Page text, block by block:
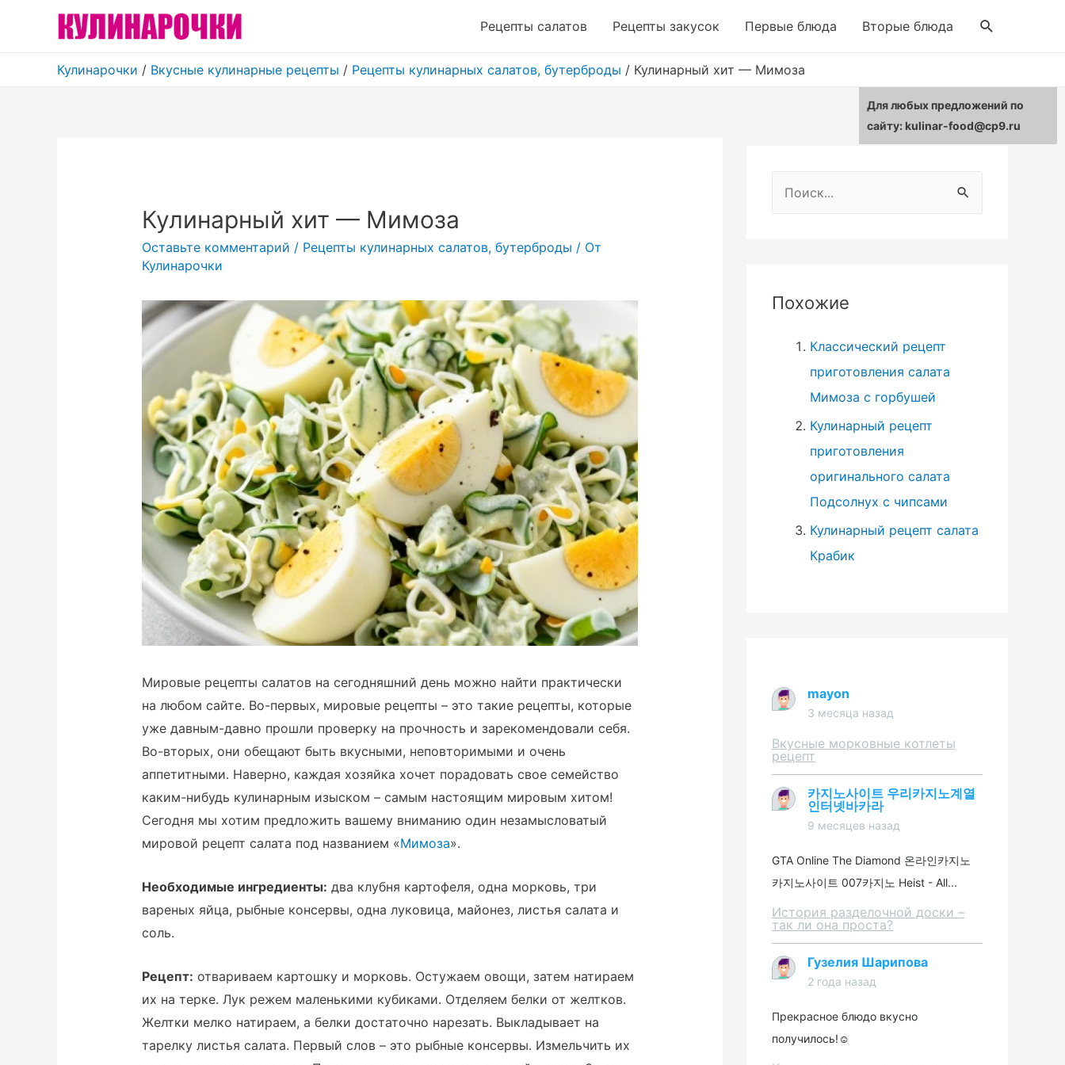
Рецепты салатов Рецепты закусок Первые блюда Вторые блюда Поиск
Кулинарочки / Вкусные кулинарные рецепты / Рецепты кулинарных салатов, бутерброды / Кулинарный хит — Мимоза
Кулинарный хит — Мимоза
Оставьте комментарий / Рецепты кулинарных салатов, бутерброды / От
Кулинарочки
Мировые рецепты салатов на сегодняшний день можно найти практически
на любом сайте. Во-первых, мировые рецепты – это такие рецепты, которые
уже давным-давно прошли проверку на прочность и зарекомендовали себя.
Во-вторых, они обещают быть вкусными, неповторимыми и очень
аппетитными. Наверно, каждая хозяйка хочет порадовать свое семейство
каким-нибудь кулинарным изыском – самым настоящим мировым хитом!
Сегодня мы хотим предложить вашему вниманию один незамысловатый
мировой рецепт салата под названием «Мимоза».
Необходимые ингредиенты: два клубня картофеля, одна морковь, три
вареных яйца, рыбные консервы, одна луковица, майонез, листья салата и
соль.
Рецепт: отвариваем картошку и морковь. Остужаем овощи, затем натираем
их на терке. Лук режем маленькими кубиками. Отделяем белки от желтков.
Желтки мелко натираем, а белки достаточно нарезать. Выкладывает на
тарелку листья салата. Первый слов – это рыбные консервы. Измельчить их
:Похожие
Классический рецепт
приготовления салата
Мимоза с горбушей
Кулинарный рецепт
приготовления
оригинального салата
Подсолнух с чипсами
Кулинарный рецепт салата
Крабик
mayon
3 месяца назад
Вкусные морковные котлеты
рецепт
카지노사이트 우리카지노계열
인터넷바카라
9 месяцев назад
GTA Online The Diamond 온라인카지노
카지노사이트 007카지노 Heist - All...
История разделочной доски –
так ли она проста?
Гузелия Шарипова
2 года назад
Прекрасное блюдо вкусно
получилось!☺️
Для любых предложений по
сайту: kulinar-food@cp9.ru